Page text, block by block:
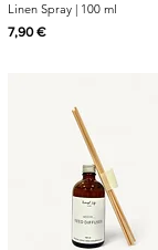
Linen Spray | 100 ml
Cijena
7,90 €